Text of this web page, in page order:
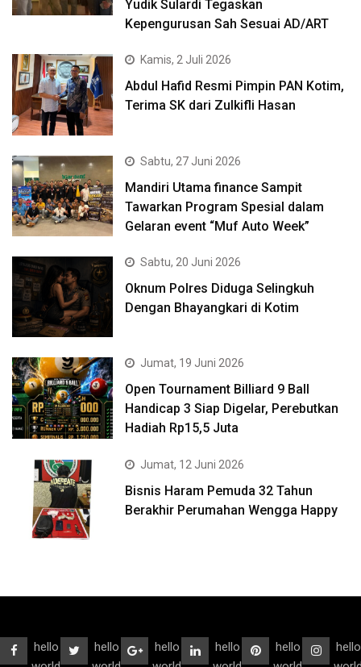
Yudik Sulardi Tegaskan
Kepengurusan Sah Sesuai AD/ART
Kamis, 2 Juli 2026
Abdul Hafid Resmi Pimpin PAN Kotim,
Terima SK dari Zulkifli Hasan
Sabtu, 27 Juni 2026
Mandiri Utama finance Sampit
Tawarkan Program Spesial dalam
Gelaran event “Muf Auto Week”
Sabtu, 20 Juni 2026
Oknum Polres Diduga Selingkuh
Dengan Bhayangkari di Kotim
Jumat, 19 Juni 2026
Open Tournament Billiard 9 Ball
Handicap 3 Siap Digelar, Perebutkan
Hadiah Rp15,5 Juta
Jumat, 12 Juni 2026
Bisnis Haram Pemuda 32 Tahun
Berakhir Perumahan Wengga Happy
hello
hello
hello
hello
hello
hello